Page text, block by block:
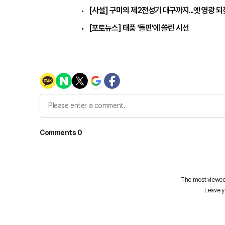
[사설] 구미의 제2전성기 대구까지...옛 영광 되
[포토뉴스] 태풍 ‘돌핀’에 쏠린 시선